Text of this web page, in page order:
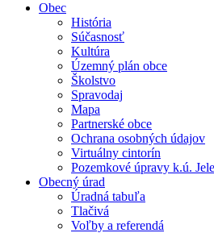
Obec
História
Súčasnosť
Kultúra
Územný plán obce
Školstvo
Spravodaj
Mapa
Partnerské obce
Ochrana osobných údajov
Virtuálny cintorín
Pozemkové úpravy k.ú.
Obecný úrad
Úradná tabuľa
Tlačivá
Voľby a referendá